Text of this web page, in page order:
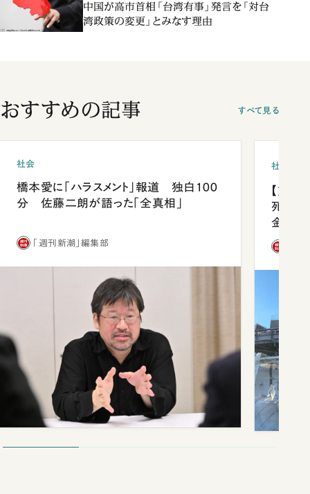
中国が高市首相「台湾有事」発言を「対台
湾政策の変更」とみなす理由
おすすめの記事 すべて見る
社会
橋本愛に「ハラスメント」報道 独白100
分 佐藤二朗が語った「全真相」
「週刊新潮」編集部
社会
【熊本
死を分
金」